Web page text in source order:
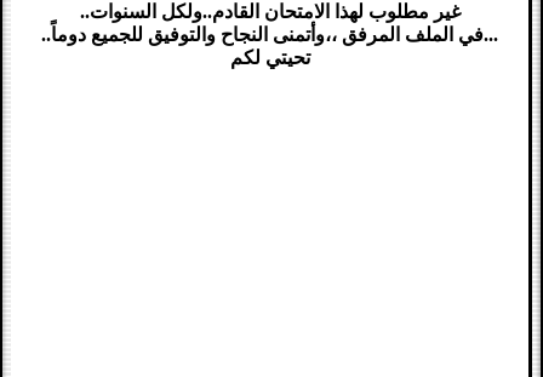
غير مطلوب لهذا الامتحان القادم..ولكل السنوات..
...في الملف المرفق ،،وأتمنى النجاح والتوفيق للجميع دوماً..
تحيتي لكم